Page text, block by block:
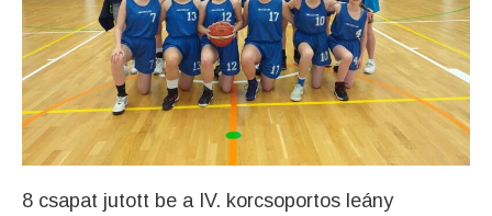
8 csapat jutott be a IV. korcsoportos leány